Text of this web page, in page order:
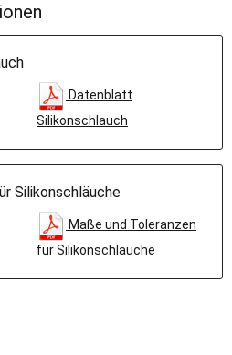
Datenblatt
Silikonschlauch
Silikonschläuche
Maße und Toleranzen
für Silikonschläuche